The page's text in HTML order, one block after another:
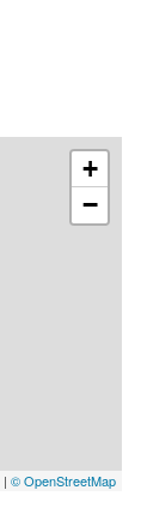
+
−
| © OpenStreetMap